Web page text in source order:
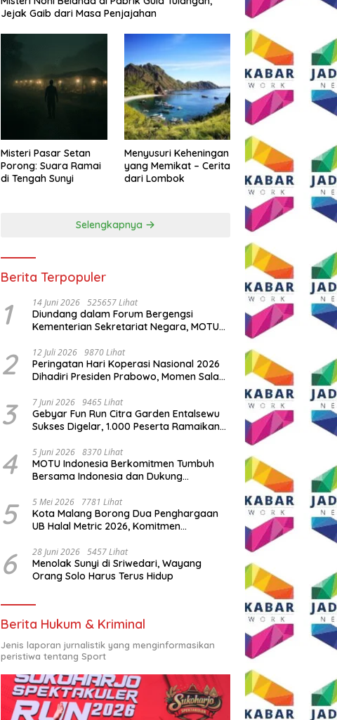
Jejak Gaib dari Masa Penjajahan
Misteri Pasar Setan
Porong: Suara Ramai
di Tengah Sunyi
Menyusuri Keheningan
yang Memikat – Cerita
dari Lombok
Selengkapnya
Berita Terpopuler
1 14 Juni 2026 525657 Lihat
Diundang dalam Forum Bergengsi
Kementerian Sekretariat Negara, MOTU
Indonesia
2 12 Juli 2026 9870 Lihat
Peringatan Hari Koperasi Nasional 2026
Dihadiri Presiden Prabowo, Momen Salam
3 7 Juni 2026 9465 Lihat
Gebyar Fun Run Citra Garden Entalsewu
Sukses Digelar, 1.000 Peserta Ramaikan
4 5 Juni 2026 8370 Lihat
MOTU Indonesia Berkomitmen Tumbuh
Bersama Indonesia dan Dukung
5 5 Mei 2026 7781 Lihat
Kota Malang Borong Dua Penghargaan
UB Halal Metric 2026, Komitmen
6 28 Juni 2026 5457 Lihat
Menolak Sunyi di Sriwedari, Wayang
Orang Solo Harus Terus Hidup
Berita Hukum & Kriminal
Jenis laporan jurnalistik yang menginformasikan
peristiwa tentang Sport